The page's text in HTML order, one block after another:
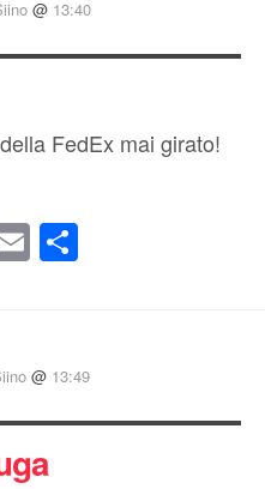
@ 13:40
FedEx mai girato!
Email
@ 13:49